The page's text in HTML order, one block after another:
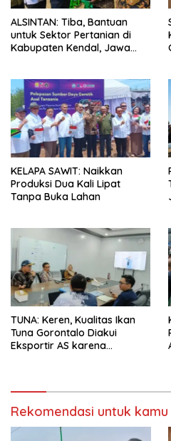
ALSINTAN: Tiba, Bantuan
untuk Sektor Pertanian di
Kabupaten Kendal, Jawa
KELAPA SAWIT: Naikkan
Produksi Dua Kali Lipat
Tanpa Buka Lahan
TUNA: Keren, Kualitas Ikan
Tuna Gorontalo Diakui
Eksportir AS karena
Rekomendasi untuk kamu